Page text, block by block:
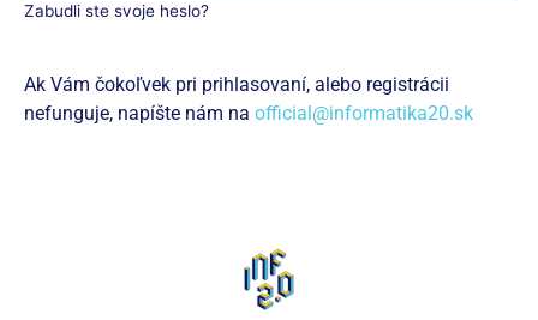
Zabudli ste svoje heslo?
Ak Vám čokoľvek pri prihlasovaní, alebo registrácii
nefunguje, napíšte nám na official@informatika20.sk